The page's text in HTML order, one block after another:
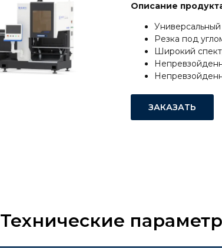
Описание
Резка под
Широкий
ЗАКАЗАТЬ
Технические